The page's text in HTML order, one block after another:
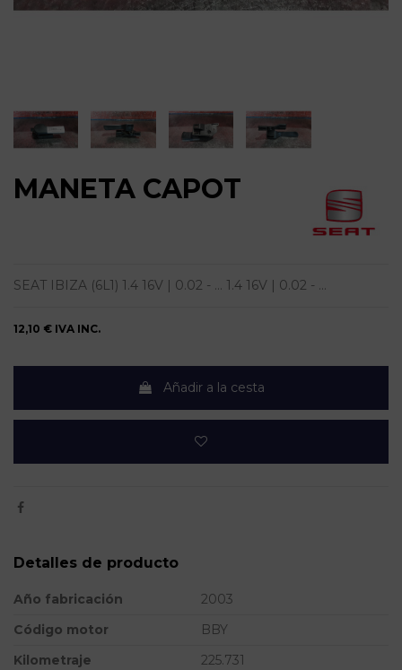
MANETA CAPOT
SEAT IBIZA (6L1) 1.4 16V | 0.02 - ... 1.4 16V | 0.02 - ...
12,10 € IVA INC.
Añadir a la cesta
Detalles de producto
Año fabricación
2003
Código motor
BBY
Kilometraje
225.731